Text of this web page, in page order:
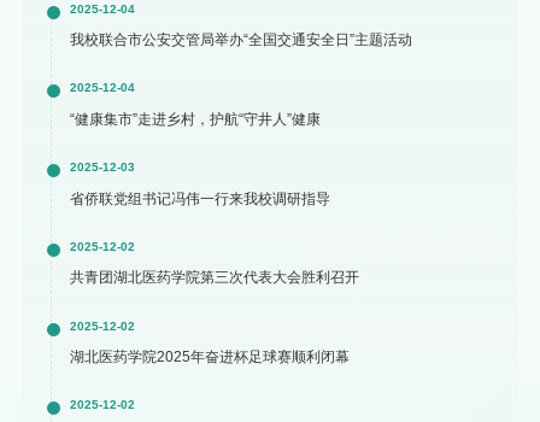
2025-12-04
我校联合市公安交管局举办“全国交通安全日”主题活动
2025-12-04
“健康集市”走进乡村，护航“守井人”健康
2025-12-03
省侨联党组书记冯伟一行来我校调研指导
2025-12-02
共青团湖北医药学院第三次代表大会胜利召开
2025-12-02
湖北医药学院2025年奋进杯足球赛顺利闭幕
2025-12-02